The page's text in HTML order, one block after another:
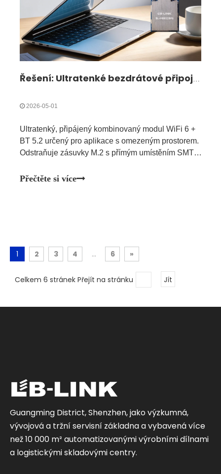
2026-05-01
Ultratenký, připájený kombinovaný modul WiFi 6 +
BT 5.2 určený pro aplikace s omezeným prostorem.
Odstraňuje zásuvky M.2 s přímým umístěním SMT,
kompaktní vestavěné systémy.
Přečtěte si více
1 2 3 4 ... 6 »
Celkem 6 stránek Přejít na stránku Jít
Guangming District, Shenzhen, jako výzkumná,
vývojová a tržní servisní základna a vybavená více
než 10 000 m² automatizovanými výrobními dílnami
a logistickými skladovými centry.